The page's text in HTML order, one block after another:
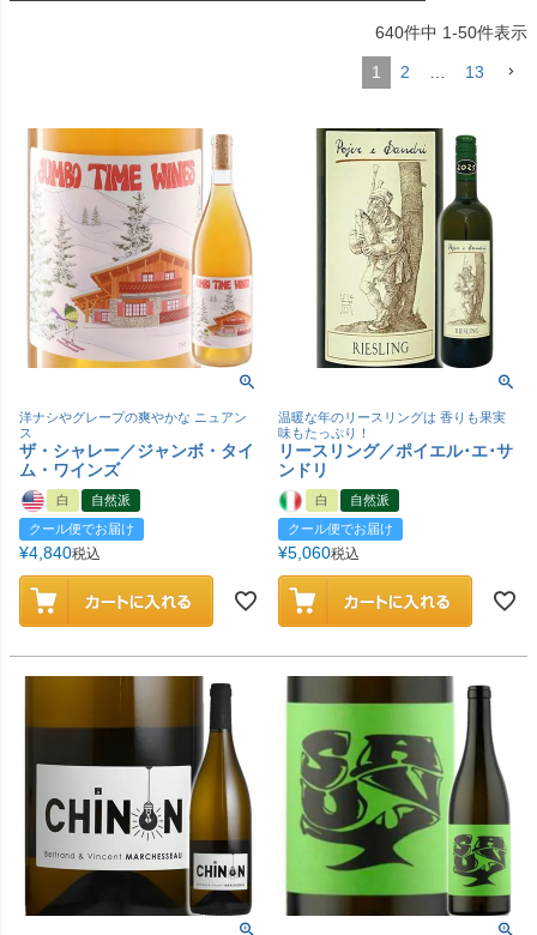
640件中 1-50件表示
1 2 … 13
洋ナシやグレープの爽やかな ニュアン
ス
ザ・シャレー／ジャンボ・タイ
ム・ワインズ
白
自然派
クール便でお届け
¥4,840税込
温暖な年のリースリングは 香りも果実
味もたっぷり！
リースリング／ポイエル･エ･サ
ンドリ
白
自然派
クール便でお届け
¥5,060税込